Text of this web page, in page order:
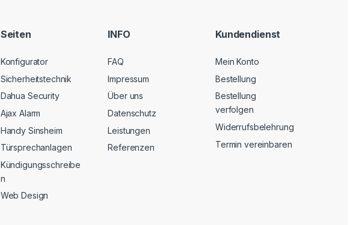
Seiten
Konfigurator
Sicherheitstechnik
Dahua Security
Ajax Alarm
Handy Sinsheim
Türsprechanlagen
Kündigungsschreibe
n
Web Design
INFO
FAQ
Impressum
Über uns
Datenschutz
Leistungen
Referenzen
Kundendienst
Mein Konto
Bestellung
Bestellung
verfolgen
Widerrufsbelehrung
Termin vereinbaren